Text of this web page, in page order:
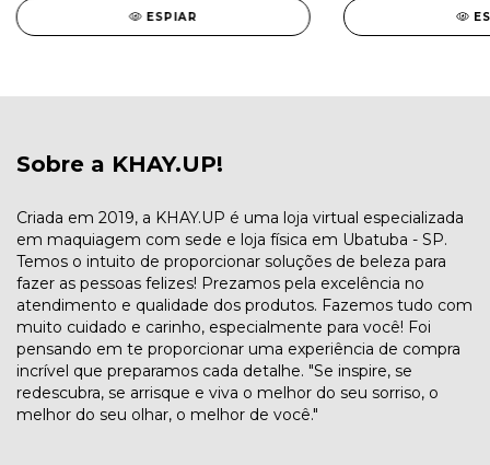
ESPIAR
Sobre a KHAY.UP!
Criada em 2019, a KHAY.UP é uma loja virtual especializada
em maquiagem com sede e loja física em Ubatuba - SP.
Temos o intuito de proporcionar soluções de beleza para
fazer as pessoas felizes! Prezamos pela excelência no
atendimento e qualidade dos produtos. Fazemos tudo com
muito cuidado e carinho, especialmente para você! Foi
pensando em te proporcionar uma experiência de compra
incrível que preparamos cada detalhe. "Se inspire, se
redescubra, se arrisque e viva o melhor do seu sorriso, o
melhor do seu olhar, o melhor de você."